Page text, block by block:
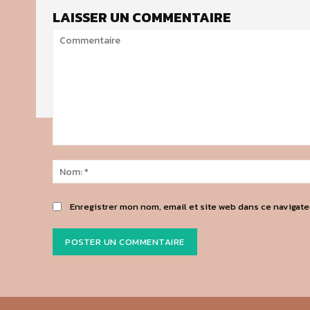
LAISSER UN COMMENTAIRE
Enregistrer mon nom, email et site web dans ce